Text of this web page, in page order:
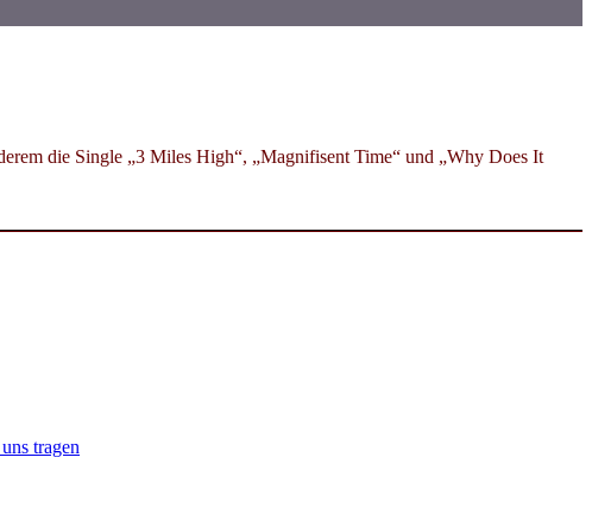
die Single „3 Miles High“, „Magnifisent Time“ und „Why Does It
tragen